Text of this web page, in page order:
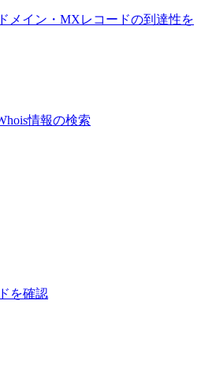
メイン・MXレコードの到達性を
情報の検索
を確認